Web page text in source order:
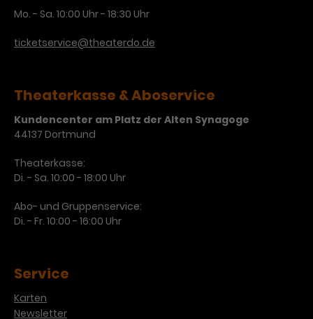
Mo. - Sa. 10:00 Uhr - 18:30 Uhr
ticketservice@theaterdo.de
Theaterkasse & Aboservice
Kundencenter am Platz der Alten Synagoge
44137 Dortmund
Theaterkasse:
Di. - Sa. 10:00 - 18:00 Uhr
Abo- und Gruppenservice:
Di. - Fr. 10:00 - 16:00 Uhr
Service
Karten
Newsletter